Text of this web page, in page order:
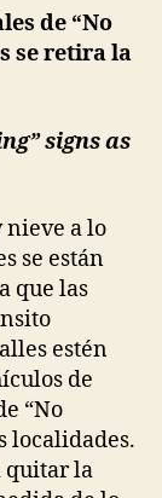
de “No
se retira la
signs as
nieve a lo
se están
que las
estén
de
“No
localidades.
quitar la